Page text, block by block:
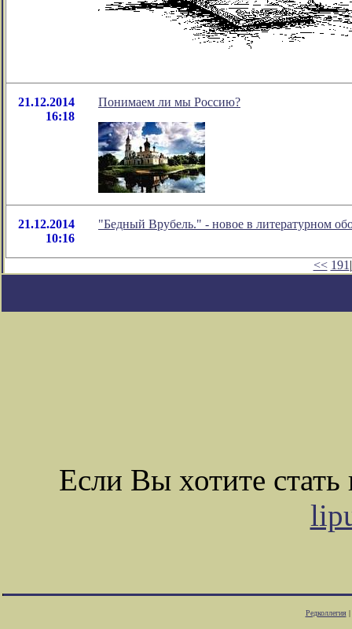
21.12.2014
16:18
Понимаем ли мы Россию?
21.12.2014
10:16
"Бедный Врубель." - новое в литературном
<< 191 |
Если Вы хотите
Редколлегия|